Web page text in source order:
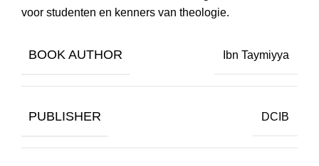
voor studenten en kenners van theologie.
BOOK AUTHOR Ibn Taymiyya
PUBLISHER DCIB